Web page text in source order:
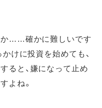
か……確かに難しいです
けに投資を始めても、
ると、嫌になって止め
よね。